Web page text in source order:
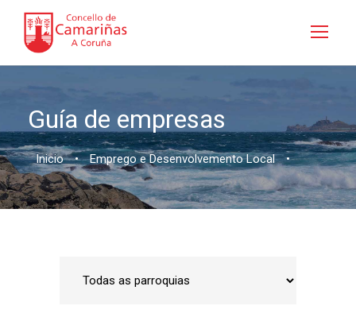
Guía de empresas
Inicio • Emprego e Desenvolvemento Local •